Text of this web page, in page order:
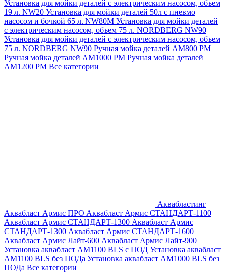
Установка для мойки деталей с электрическим насосом, объем
19 л. NW20 Установка для мойки деталей 50л с пневмо
насосом и бочкой 65 л. NW80M Установка для мойки деталей
с электрическим насосом, объем 75 л. NORDBERG NW90
Установка для мойки деталей с электрическим насосом, объем
75 л. NORDBERG NW90 Ручная мойка деталей АМ800 РМ
Ручная мойка деталей АМ1000 РМ Ручная мойка деталей
АМ1200 РМ Все категории
Аквабластинг
Аквабласт Армис ПРО Аквабласт Армис СТАНДАРТ-1100
Аквабласт Армис СТАНДАРТ-1300 Аквабласт Армис
СТАНДАРТ-1300 Аквабласт Армис СТАНДАРТ-1600
Аквабласт Армис Лайт-600 Аквабласт Армис Лайт-900
Установка аквабласт AM1100 BLS с ПОД Установка аквабласт
AM1100 BLS без ПОДа Установка аквабласт AM1000 BLS без
ПОДа Все категории